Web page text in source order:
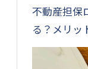
不動産担保
る？メリッ